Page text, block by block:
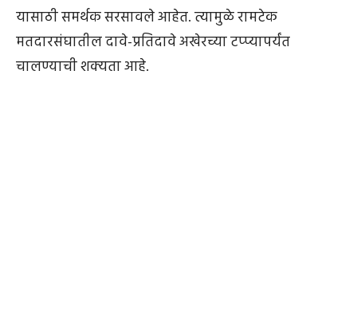
यासाठी समर्थक सरसावले आहेत. त्यामुळे रामटेक
मतदारसंघातील दावे-प्रतिदावे अखेरच्या टप्प्यापर्यंत
चालण्याची शक्यता आहे.